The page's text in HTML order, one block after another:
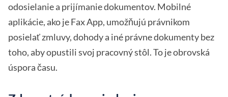
odosielanie a prijímanie dokumentov. Mobilné
aplikácie, ako je Fax App, umožňujú právnikom
posielať zmluvy, dohody a iné právne dokumenty bez
toho, aby opustili svoj pracovný stôl. To je obrovská
úspora času.